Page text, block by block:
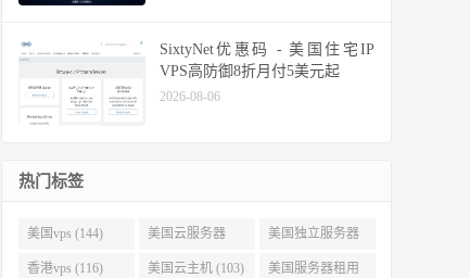
SixtyNet优惠码 - 美国住宅IP
VPS高防御8折月付5美元起
2026-08-06
热门标签
美国vps (144) 美国云服务器
(143)
美国独立服务器
(118)
香港vps (116) 美国云主机 (103) 美国服务器租用